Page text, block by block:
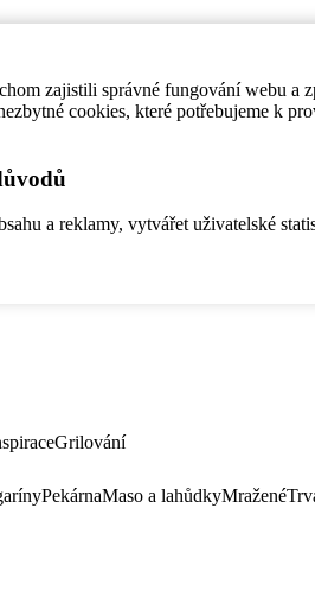
zajistili správné fungování webu
cookies, které potřebujeme k
a reklamy, vytvářet uživatelské
Grilování
PekárnaMaso a lahůdkyMražené